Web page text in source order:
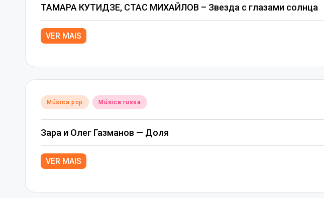
ТАМАРА КУТИДЗЕ, СТАС МИХАЙЛОВ – Звезда с глазами солнца
VER MAIS
Posted
Música pop Música russa
Зара и Олег Газманов — Доля
VER MAIS